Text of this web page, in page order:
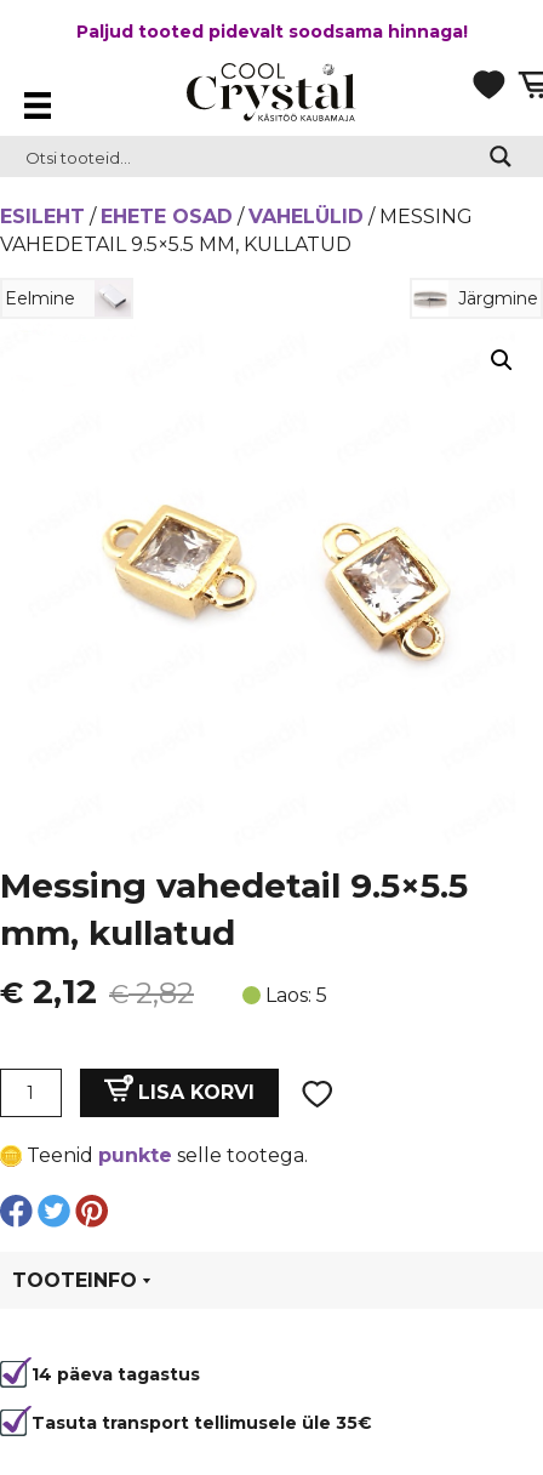
Paljud tooted pidevalt soodsama hinnaga!
ESILEHT / EHETE OSAD / VAHELÜLID / MESSING
VAHEDETAIL 9.5×5.5 MM, KULLATUD
Eelmine Järgmine
Messing vahedetail 9.5×5.5
mm, kullatud
€2,82
Algne
oli:
€ 2,82.
€ 2,12
Current
is:
€ 2,12.
Laos: 5
Messing
mm,
kullatud
kogus
LISA KORVI
Teenid punkte selle tootega.
TOOTEINFO
14 päeva tagastus
Tasuta transport tellimusele üle 35€